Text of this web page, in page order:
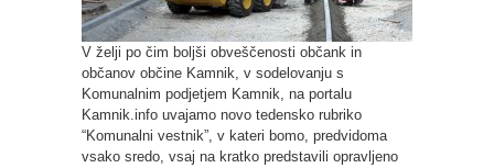
V želji po čim boljši obveščenosti občank in
občanov občine Kamnik, v sodelovanju s
Komunalnim podjetjem Kamnik, na portalu
Kamnik.info uvajamo novo tedensko rubriko
“Komunalni vestnik”, v kateri bomo, predvidoma
vsako sredo, vsaj na kratko predstavili opravljeno